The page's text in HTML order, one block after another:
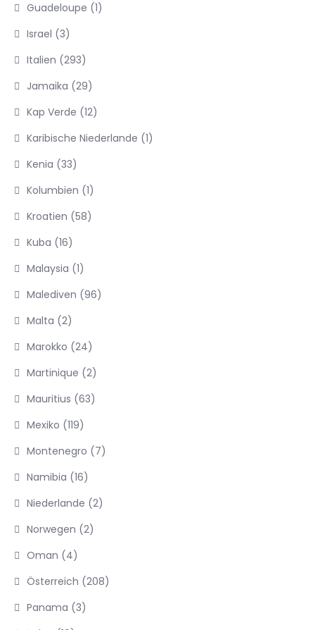
Guadeloupe (1)
Israel (3)
Italien (293)
Jamaika (29)
Kap Verde (12)
Karibische Niederlande (1)
Kenia (33)
Kolumbien (1)
Kroatien (58)
Kuba (16)
Malaysia (1)
Malediven (96)
Malta (2)
Marokko (24)
Martinique (2)
Mauritius (63)
Mexiko (119)
Montenegro (7)
Namibia (16)
Niederlande (2)
Norwegen (2)
Oman (4)
Österreich (208)
Panama (3)